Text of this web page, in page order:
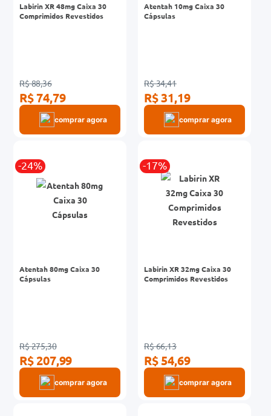
Labirin XR 48mg Caixa 30
Comprimidos Revestidos
R$ 88,36
R$ 74,79
comprar agora
Atentah 10mg Caixa 30
Cápsulas
R$ 34,41
R$ 31,19
comprar agora
-24%
Atentah 80mg Caixa 30
Cápsulas
R$ 275,30
R$ 207,99
comprar agora
-17%
Labirin XR 32mg Caixa 30
Comprimidos Revestidos
R$ 66,13
R$ 54,69
comprar agora